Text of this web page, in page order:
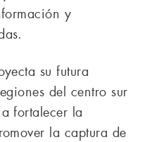
y
su futura
del centro sur
fortalecer la
la captura de